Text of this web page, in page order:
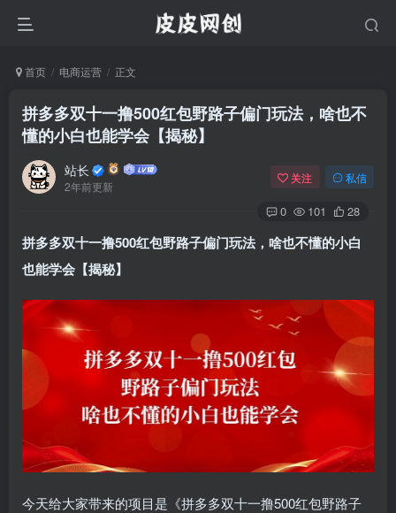
首页 电商运营 正文
拼多多双十一撸500红包野路子偏门玩法，啥也不
懂的小白也能学会【揭秘】
站长
2年前更新
关注 私信
0 101 28
拼多多双十一撸500红包野路子偏门玩法，啥也不懂的小白
也能学会【揭秘】
今天给大家带来的项目是《拼多多双十一撸500红包野路子